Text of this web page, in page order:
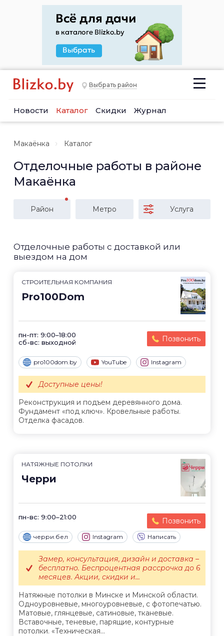
Выбрать район
Новости Каталог Скидки Журнал
Макаёнка Каталог
Отделочные работы в районе
Макаёнка
Район Метро Услуга
Отделочные работы с доставкой или
выездом на дом
СТРОИТЕЛЬНАЯ КОМПАНИЯ
Pro100Dom
пн-пт: 9:00–18:00
сб-вс: выходной
Позвонить
pro100dom.by YouTube Instagram
Реконструкция и подъем деревянного дома.
Фундамент «под ключ». Кровельные работы.
Отделка фасадов.
Доступные цены!
НАТЯЖНЫЕ ПОТОЛКИ
Черри
пн-вс: 9:00–21:00 Позвонить
черри.бел Instagram Написать
Натяжные потолки в Минске и Минской области.
Одноуровневые, многоуровневые, с фотопечатью.
Матовые, глянцевые, сатиновые, тканевые.
Вставочные, теневые, парящие, контурные
потолки. «Техническая...
Замер, консультация, дизайн и доставка –
бесплатно. Беспроцентная рассрочка до 6
месяцев. Акции, скидки и...